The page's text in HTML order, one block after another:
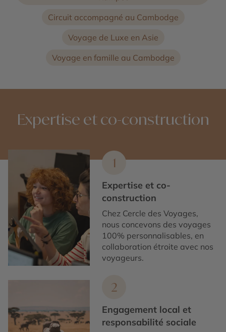
Circuit accompagné au Cambodge
Voyage de Luxe en Asie
Voyage en famille au Cambodge
Expertise et co-construction
1
Expertise et co-
construction
Chez Cercle des Voyages,
nous concevons des voyages
100% personnalisables, en
collaboration étroite avec nos
voyageurs.
2
Engagement local et
responsabilité sociale